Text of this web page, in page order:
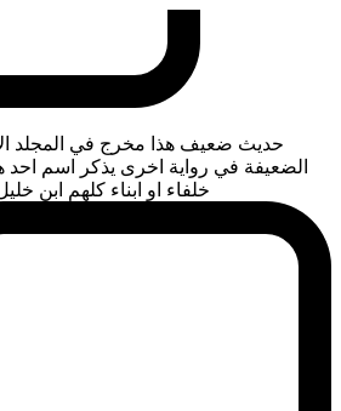
حديث ضعيف هذا مخرج في المجلد
الضعيفة في رواية اخرى يذكر اسم احد
خلفاء او ابناء كلهم ابن